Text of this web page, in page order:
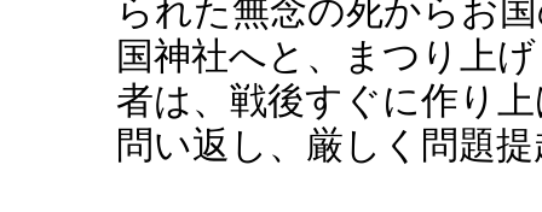
られた無念の死からお
国神社へと、まつり上
者は、戦後すぐに作り
問い返し、厳しく問題